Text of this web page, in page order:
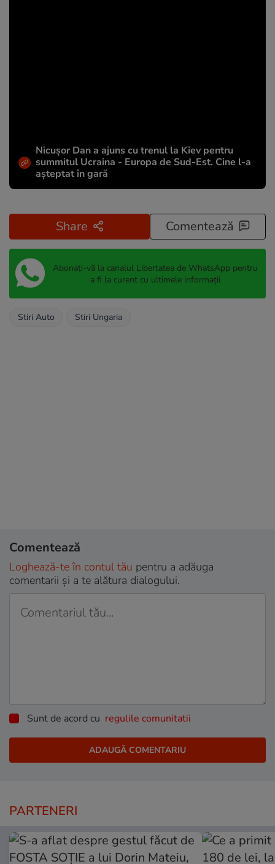
Nicușor Dan a ajuns cu trenul la Kiev pentru
summitul Ucraina - Europa de Sud-Est. Cine l-a
așteptat în gară
Share Comentează
Abonați-vă la canalul Libertatea de WhatsApp pentru
a fi la curent cu ultimele informații
Stiri Auto Stiri Ungaria
Comentează
Loghează-te în contul tău pentru a adăuga
comentarii și a te alătura dialogului.
Sunt de acord cu regulile comunitatii
PARTENERI